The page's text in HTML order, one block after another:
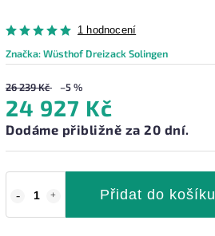
1 hodnocení
Značka:Wüsthof Dreizack Solingen
26 239 Kč –5 %
24 927 Kč
Dodáme přibližně za 20 dní.
Přidat do košíku